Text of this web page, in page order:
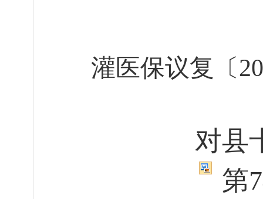
灌医保议复 〔
对县
第